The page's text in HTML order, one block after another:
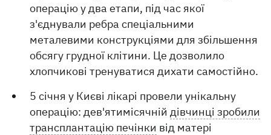
операцію у два етапи, під час якої
з'єднували ребра спеціальними
металевими конструкціями для збільшення
обсягу грудної клітини. Це дозволило
хлопчикові тренуватися дихати самостійно.
5 січня у Києві лікарі провели унікальну
операцію: дев'ятимісячнійдівчинці зробили
трансплантацію печінки від матері